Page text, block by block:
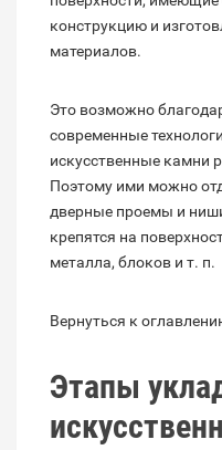
конструкцию и
материалов.
Это возможно
современные
искусственные камни
Поэтому ими можно
дверные проемы и
крепятся на
металла, блоков и т. п.
Вернуться к
Этапы